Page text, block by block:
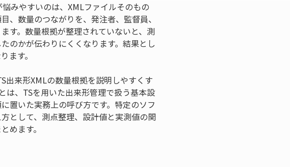
みやすいのは、XMLファイルそのもの
、数量のつながりを、発注者、監督員、
す。数量根拠が整理されていないと、測
のかが伝わりにくくなります。結果とし
ます。
出来形XMLの数量根拠を説明しやすくす
は、TSを用いた出来形管理で扱う基本設
置いた実務上の呼び方です。特定のソフ
として、測点整理、設計値と実測値の関
めます。